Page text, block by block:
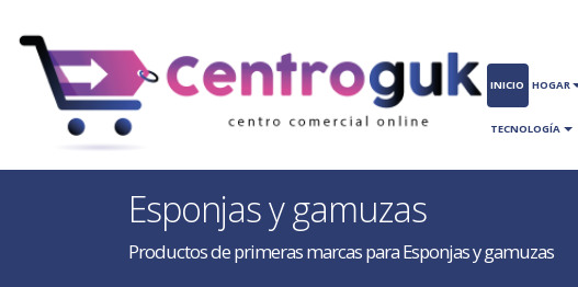
INICIO HOGAR
TECNOLOGÍA
Esponjas y gamuzas
Productos de primeras marcas para Esponjas y gamuzas